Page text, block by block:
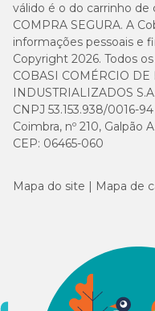
válido é o do carrinho de
COMPRA SEGURA. A
informações pessoais e
Copyright 2026. Todos
COBASI COMÉRCIO DE
INDUSTRIALIZADOS S.A.
CNPJ 53.153.938/0016-
Coimbra, nº 210, Galpão
CEP: 06465-060
Mapa do site Mapa de